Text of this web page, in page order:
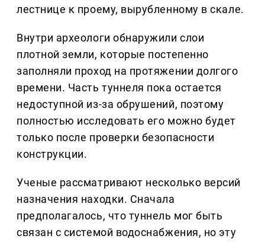
лестнице к проему, вырубленному в скале.
Внутри археологи обнаружили слои
плотной земли, которые постепенно
заполняли проход на протяжении долгого
времени. Часть туннеля пока остается
недоступной из-за обрушений, поэтому
полностью исследовать его можно будет
только после проверки безопасности
конструкции.
Ученые рассматривают несколько версий
назначения находки. Сначала
предполагалось, что туннель мог быть
связан с системой водоснабжения, но эту